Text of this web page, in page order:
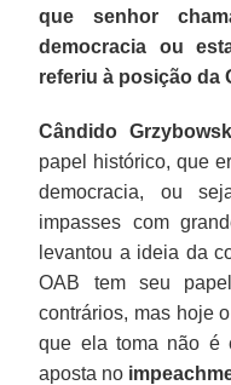
que senhor
democracia ou
referiu à posição da
Cândido
papel histórico, que
democracia, ou
impasses com
levantou a ideia da
OAB tem seu
contrários, mas hoje
que ela toma não é
aposta no